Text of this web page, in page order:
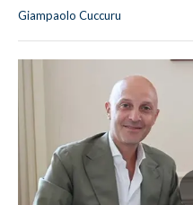
Giampaolo Cuccuru